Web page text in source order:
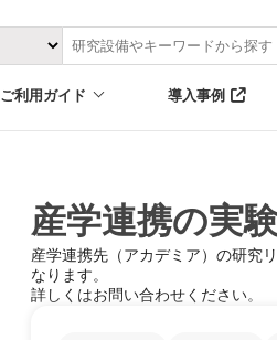
ご利用ガイド 導入事例
産学連携の実
産学連携先（アカデミア）の研究
なります。
詳しくはお問い合わせください。